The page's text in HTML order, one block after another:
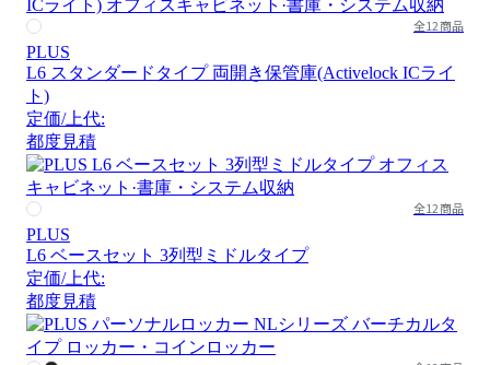
全12商品
PLUS
L6 スタンダードタイプ 両開き保管庫(Activelock ICライ
ト)
定価/上代:
都度見積
全12商品
PLUS
L6 ベースセット 3列型ミドルタイプ
定価/上代:
都度見積